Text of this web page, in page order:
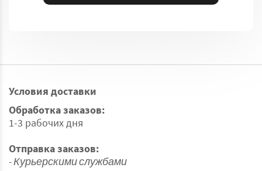
Условия доставки
Обработка заказов:
1-3 рабочих дня
Отправка заказов:
- Курьерскими службами